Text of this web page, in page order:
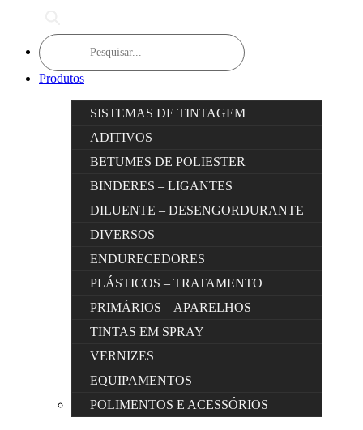
Products
search
Produtos
SISTEMAS DE TINTAGEM
ADITIVOS
BETUMES DE POLIESTER
BINDERES – LIGANTES
DILUENTE – DESENGORDURANTE
DIVERSOS
ENDURECEDORES
PLÁSTICOS – TRATAMENTO
PRIMÁRIOS – APARELHOS
TINTAS EM SPRAY
VERNIZES
EQUIPAMENTOS
POLIMENTOS E ACESSÓRIOS